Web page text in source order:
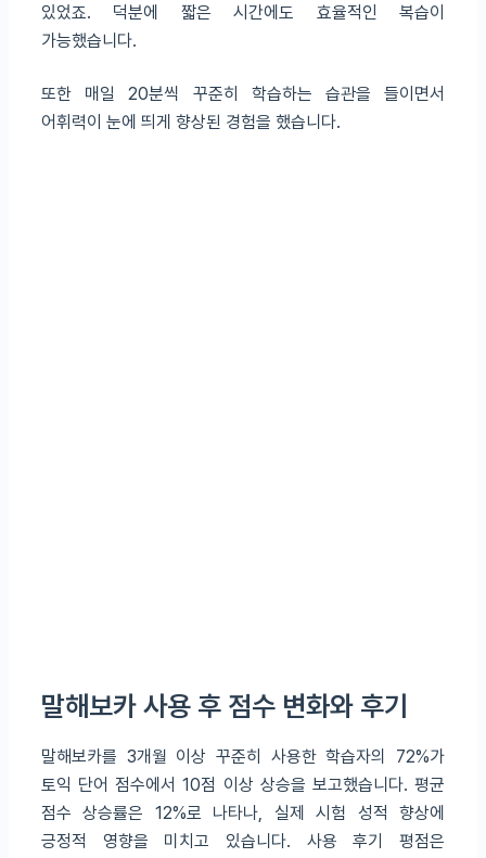
있었죠. 덕분에 짧은 시간에도 효율적인 복습이
가능했습니다.
또한 매일 20분씩 꾸준히 학습하는 습관을 들이면서
어휘력이 눈에 띄게 향상된 경험을 했습니다.
말해보카 사용 후 점수 변화와 후기
말해보카를 3개월 이상 꾸준히 사용한 학습자의 72%가
토익 단어 점수에서 10점 이상 상승을 보고했습니다. 평균
점수 상승률은 12%로 나타나, 실제 시험 성적 향상에
긍정적 영향을 미치고 있습니다. 사용 후기 평점은